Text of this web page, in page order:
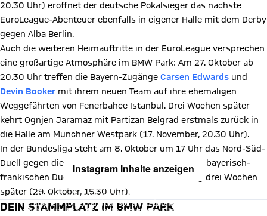
20.30 Uhr) eröffnet der deutsche Pokalsieger das nächste
EuroLeague-Abenteuer ebenfalls in eigener Halle mit dem Derby
gegen Alba Berlin.
Auch die weiteren Heimauftritte in der EuroLeague versprechen
eine großartige Atmosphäre im BMW Park: Am 27. Oktober ab
20.30 Uhr treffen die Bayern-Zugänge Carsen Edwards und
Devin Booker mit ihrem neuen Team auf ihre ehemaligen
Weggefährten von Fenerbahce Istanbul. Drei Wochen später
kehrt Ognjen Jaramaz mit Partizan Belgrad erstmals zurück in
die Halle am Münchner Westpark (17. November, 20.30 Uhr).
In der Bundesliga steht am 8. Oktober um 17 Uhr das Nord-Süd-
Duell gegen die Hamburg Towers an, gefolgt vom bayerisch-
fränkischen Duell mit den Baskets aus Würzburg drei Wochen
später (29. Oktober, 15.30 Uhr).
Instagram Inhalte anzeigen
Mit Klick auf den Button ermöglichen Sie es diesem sozialen
Netzwerk, Ihre Daten (z. B. IP-Adresse) mit Hilfe von Cookies zu
verarbeiten. Vorher kann das soziale Netzwerk keine Daten über Sie
erheben, um Ihnen die Inhalte anzuzeigen. Diese Einstellung wird für
DEIN STAMMPLATZ IM BMW PARK